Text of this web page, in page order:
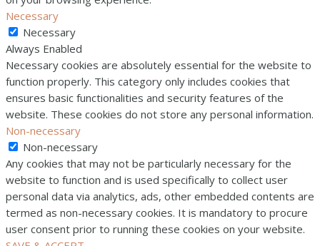
Necessary
Necessary
Always Enabled
Necessary cookies are absolutely essential for the website to
function properly. This category only includes cookies that
ensures basic functionalities and security features of the
website. These cookies do not store any personal information.
Non-necessary
Non-necessary
Any cookies that may not be particularly necessary for the
website to function and is used specifically to collect user
personal data via analytics, ads, other embedded contents are
termed as non-necessary cookies. It is mandatory to procure
user consent prior to running these cookies on your website.